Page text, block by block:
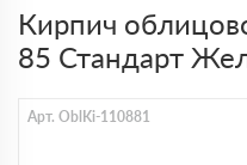
Кирпич
85 Стандарт
Арт. OblKi-110881